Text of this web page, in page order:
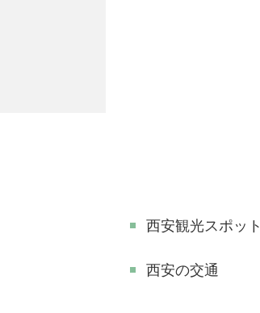
西安観光スポット
西安の交通